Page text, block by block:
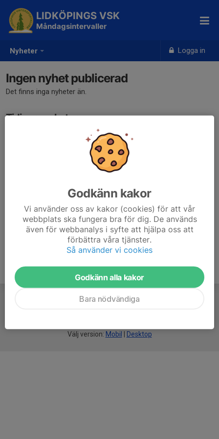
Nyheter Logga in
LIDKÖPINGS VSK
Måndagsintervaller
Ingen nyhet publicerad
Det finns inga nyheter än.
Tidigare nyheter
Det finns inga tidigare nyheter
Välj version: Mobil Desktop
Godkänn kakor
Vi använder oss av kakor (cookies) för att vår
webbplats ska fungera bra för dig. De används
även för webbanalys i syfte att hjälpa oss att
förbättra våra tjänster.
Så använder vi cookies
Godkänn alla kakor
Bara nödvändiga